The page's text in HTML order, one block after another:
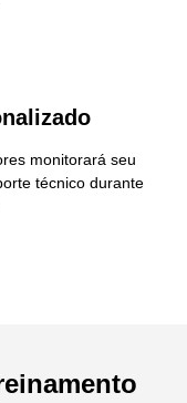
monitorará seu
técnico durante